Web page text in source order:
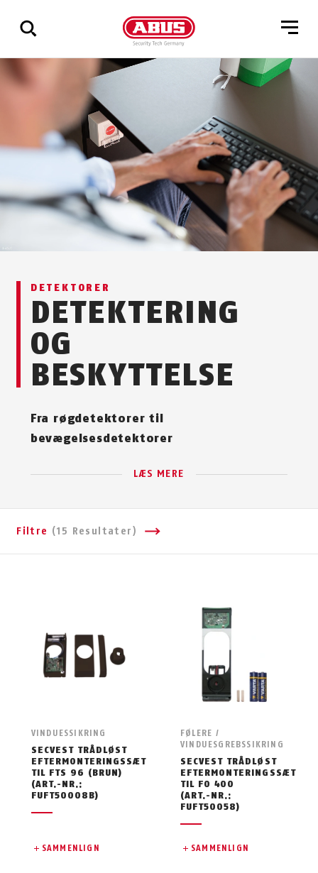
resultater
DETEKTORER
DETEKTERING
OG
BESKYTTELSE
Fra røgdetektorer til
bevægelsesdetektorer
LÆS MERE
Filtre (15 Resultater)
VINDUESSIKRING
SECVEST TRÅDLØST
EFTERMONTERINGSSÆT
TIL FTS 96 (BRUN)
(ART.-NR.:
FUFT50008B)
SAMMENLIGN
FØLERE /
VINDUESGREBSSIKRING
SECVEST TRÅDLØST
EFTERMONTERINGSSÆT
TIL FO 400
(ART.-NR.:
FUFT50058)
SAMMENLIGN